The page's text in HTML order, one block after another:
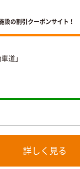
設の割引クーポンサイト！
道」
詳しく見る